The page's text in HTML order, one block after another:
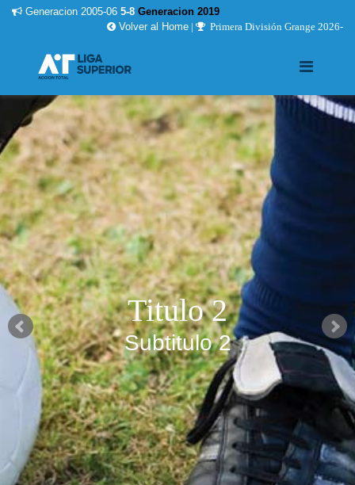
Generacion 2005-06 5-8 Generacion 2019
Volver al Home | Primera División Grange 2026-
Titulo 2
Subtitulo 2